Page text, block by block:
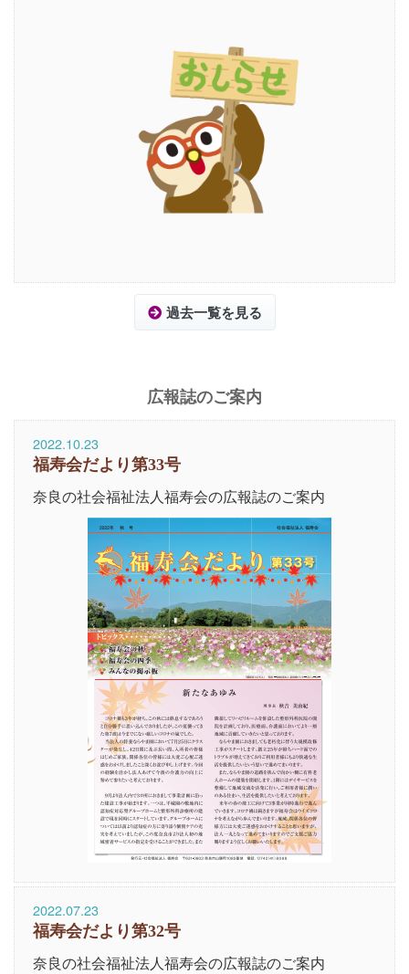
過去一覧を見る
広報誌のご案内
2022.10.23
福寿会だより第33号
奈良の社会福祉法人福寿会の広報誌のご案内
2022.07.23
福寿会だより第32号
奈良の社会福祉法人福寿会の広報誌のご案内